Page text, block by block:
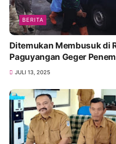
BERITA
Ditemukan Membusuk di
Paguyangan Geger
JULI 13, 2025